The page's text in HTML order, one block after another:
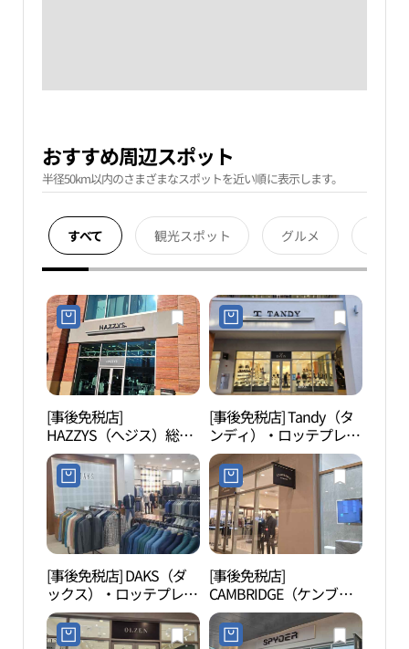
おすすめ周辺スポット
半径50km以内のさまざまなスポットを近い順に表示します。
すべて 観光スポット グルメ
[事後免税店]
HAZZYS（へジス）総
合・ロッテプレミアムア
ウトレットキムヘ（金
海）店(헤지스 롯데프리
미엄아울렛 김해점)
[事後免税店] Tandy（タ
ンディ）・ロッテプレミ
アムアウトレットキムヘ
（金海）店(탠디 롯데프
리미엄아울렛 김해점)
[事後免税店] DAKS（ダ
ックス）・ロッテプレミ
アムアウトレットキムヘ
（金海）店(닥스 롯데프
[事後免税店]
CAMBRIDGE（ケンブリ
ッジ）・ロッテプレミア
ムアウトレットキムヘ